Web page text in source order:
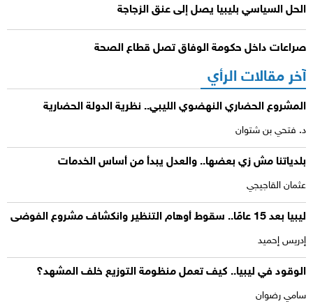
الحل السياسي بليبيا يصل إلى عنق الزجاجة
صراعات داخل حكومة الوفاق تصل قطاع الصحة
آخر مقالات الرأي
المشروع الحضاري النهضوي الليبي.. نظرية الدولة الحضارية
د. فتحي بن شتوان
بلدياتنا مش زي بعضها.. والعدل يبدأ من أساس الخدمات
عثمان القاجيجي
ليبيا بعد 15 عامًا.. سقوط أوهام التنظير وانكشاف مشروع الفوضى
إدريس إحميد
الوقود في ليبيا.. كيف تعمل منظومة التوزيع خلف المشهد؟
سامي رضوان